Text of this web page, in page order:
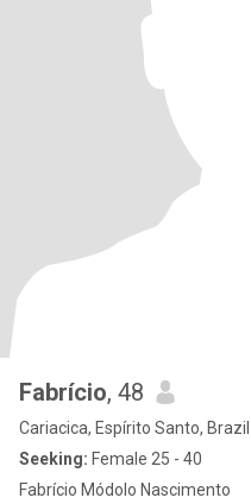
Fabrício, 48
Cariacica, Espírito Santo, Brazil
Seeking: Female 25 - 40
Fabrício Módolo Nascimento